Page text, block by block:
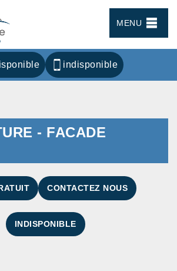
MENU
indisponible
- FACADE
CONTACTEZ NOUS
INDISPONIBLE